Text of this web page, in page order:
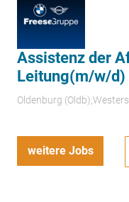
Assistenz der
Leitung(m/w/d)
Oldenburg
weitere Jobs